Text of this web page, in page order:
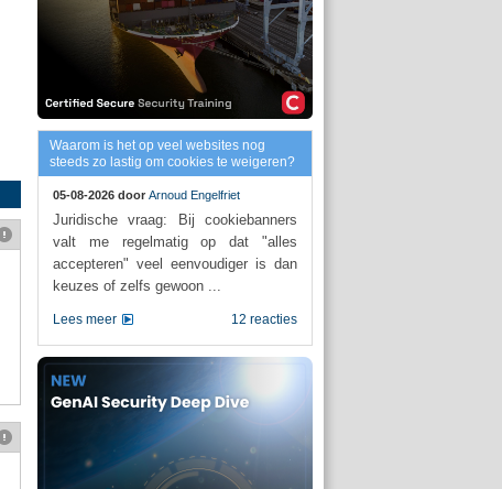
Waarom is het op veel websites nog
steeds zo lastig om cookies te weigeren?
05-08-2026 door Arnoud Engelfriet
Juridische vraag: Bij cookiebanners
valt me regelmatig op dat "alles
accepteren" veel eenvoudiger is dan
keuzes of zelfs gewoon ...
12 reacties
Lees meer